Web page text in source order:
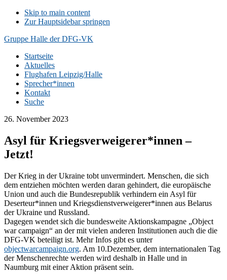
Skip to main content
Zur Hauptsidebar springen
Gruppe Halle der DFG-VK
Startseite
Aktuelles
Flughafen Leipzig/Halle
Sprecher*innen
Kontakt
Suche
26. November 2023
Asyl für Kriegsverweigerer*innen –
Jetzt!
Der Krieg in der Ukraine tobt unvermindert. Menschen, die sich
dem entziehen möchten werden daran gehindert, die europäische
Union und auch die Bundesrepublik verhindern ein Asyl für
Deserteur*innen und Kriegsdienstverweigerer*innen aus Belarus
der Ukraine und Russland.
Dagegen wendet sich die bundesweite Aktionskampagne „Object
war campaign“ an der mit vielen anderen Institutionen auch die die
DFG-VK beteiligt ist. Mehr Infos gibt es unter
objectwarcampaign.org. Am 10.Dezember, dem internationalen Tag
der Menschenrechte werden wird deshalb in Halle und in
Naumburg mit einer Aktion präsent sein.